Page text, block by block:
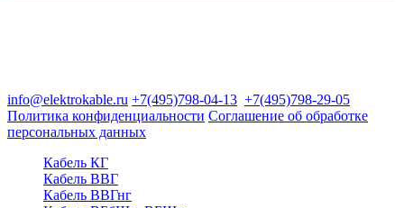
info@elektrokable.ru +7(495)798-04-13 +7(495)798-29-05
Политика конфиденциальности Соглашение об обработке
персональных данных
Кабель КГ
Кабель ВВГ
Кабель ВВГнг